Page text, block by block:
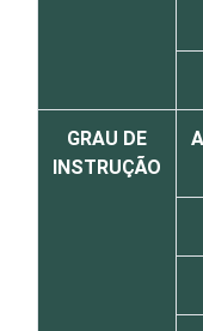
GRAU DE
INSTRUÇÃO